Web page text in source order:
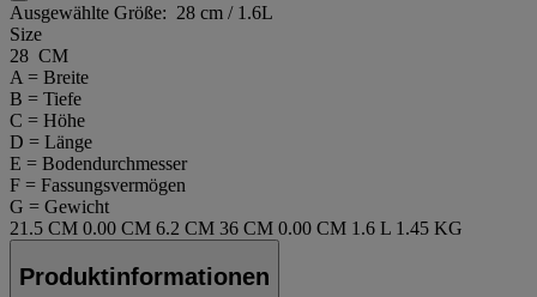
Ausgewählte Größe: 28 cm / 1.6L
Size
28 CM
A = Breite
B = Tiefe
C = Höhe
D = Länge
E = Bodendurchmesser
F = Fassungsvermögen
G = Gewicht
21.5 CM 0.00 CM 6.2 CM 36 CM 0.00 CM 1.6 L 1.45 KG
Produktinformationen